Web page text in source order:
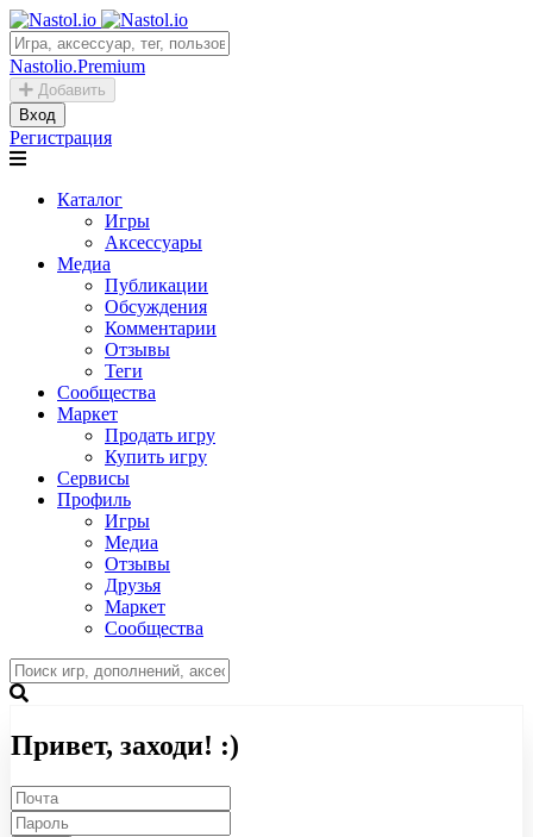
Nastolio.Premium
Добавить
Вход
Регистрация
Каталог
Игры
Аксессуары
Медиа
Публикации
Обсуждения
Комментарии
Отзывы
Теги
Сообщества
Маркет
Продать игру
Купить игру
Сервисы
Профиль
Игры
Медиа
Отзывы
Друзья
Маркет
Сообщества
Привет, заходи! :)